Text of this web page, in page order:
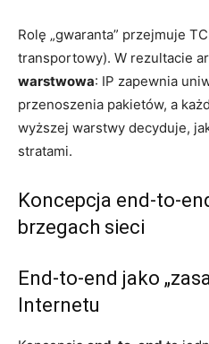
Rolę „gwaranta” przejmuje
transportowy). W rezultacie
warstwowa: IP zapewnia
przenoszenia pakietów, a
wyższej warstwy decyduje,
stratami.
Koncepcja end-to-
brzegach sieci
End-to-end jako
Internetu